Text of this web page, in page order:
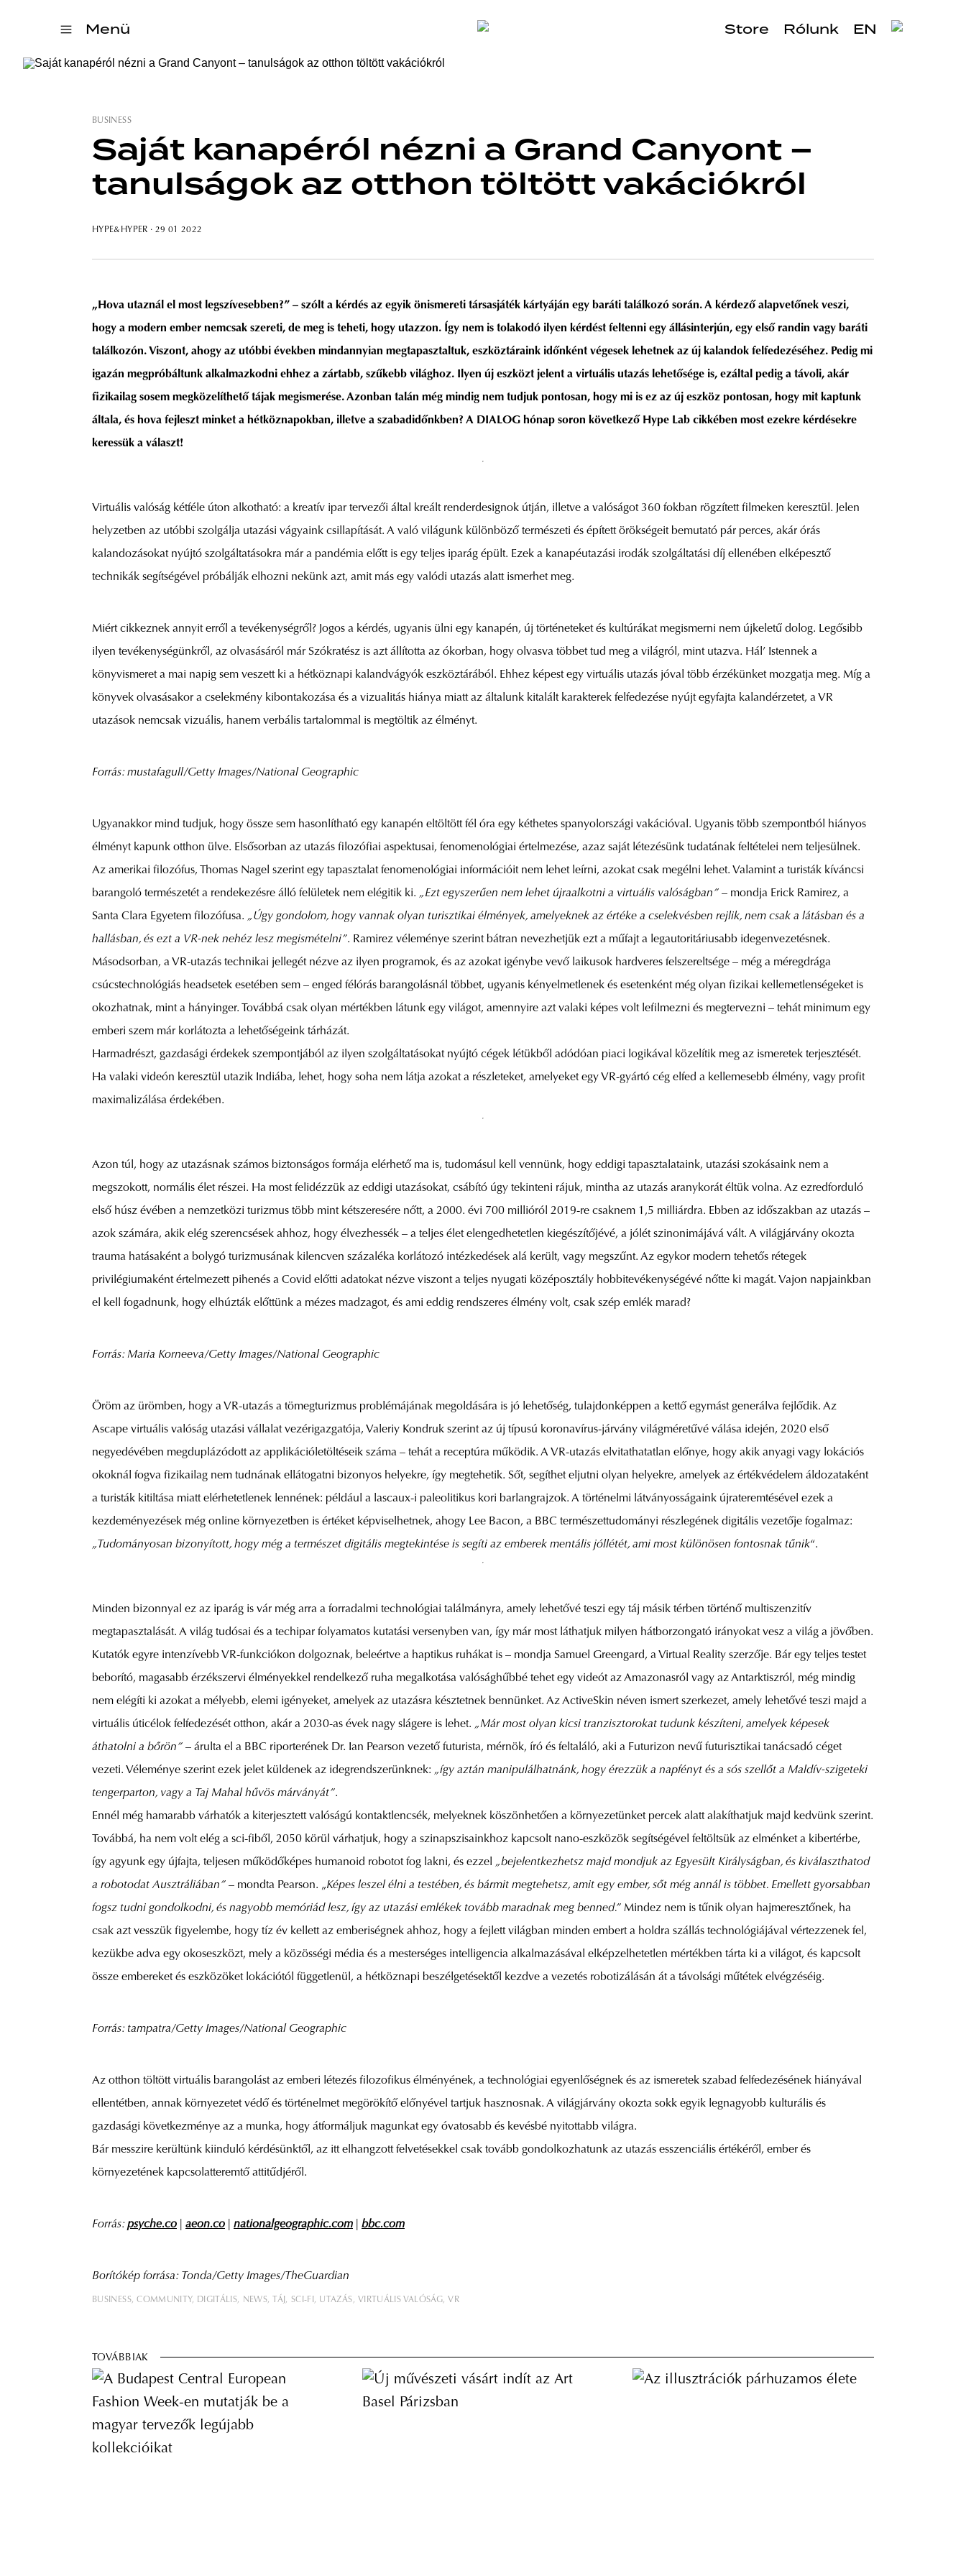
Menü Store Rólunk EN
BUSINESS
Saját kanapéról nézni a Grand Canyont –
tanulságok az otthon töltött vakációkról
HYPE&HYPER · 29 01 2022
„Hova utaznál el most legszívesebben?” – szólt a kérdés az egyik önismereti társasjáték kártyáján egy baráti találkozó során. A kérdező alapvetőnek veszi,
hogy a modern ember nemcsak szereti, de meg is teheti, hogy utazzon. Így nem is tolakodó ilyen kérdést feltenni egy állásinterjún, egy első randin vagy baráti
találkozón. Viszont, ahogy az utóbbi években mindannyian megtapasztaltuk, eszköztáraink időnként végesek lehetnek az új kalandok felfedezéséhez. Pedig mi
igazán megpróbáltunk alkalmazkodni ehhez a zártabb, szűkebb világhoz. Ilyen új eszközt jelent a virtuális utazás lehetősége is, ezáltal pedig a távoli, akár
fizikailag sosem megközelíthető tájak megismerése. Azonban talán még mindig nem tudjuk pontosan, hogy mi is ez az új eszköz pontosan, hogy mit kaptunk
általa, és hova fejleszt minket a hétköznapokban, illetve a szabadidőnkben? A DIALOG hónap soron következő Hype Lab cikkében most ezekre kérdésekre
keressük a választ!
Virtuális valóság kétféle úton alkotható: a kreatív ipar tervezői által kreált renderdesignok útján, illetve a valóságot 360 fokban rögzített filmeken keresztül. Jelen
helyzetben az utóbbi szolgálja utazási vágyaink csillapítását. A való világunk különböző természeti és épített örökségeit bemutató pár perces, akár órás
kalandozásokat nyújtó szolgáltatásokra már a pandémia előtt is egy teljes iparág épült. Ezek a kanapéutazási irodák szolgáltatási díj ellenében elképesztő
technikák segítségével próbálják elhozni nekünk azt, amit más egy valódi utazás alatt ismerhet meg.
Miért cikkeznek annyit erről a tevékenységről? Jogos a kérdés, ugyanis ülni egy kanapén, új történeteket és kultúrákat megismerni nem újkeletű dolog. Legősibb
ilyen tevékenységünkről, az olvasásáról már Szókratész is azt állította az ókorban, hogy olvasva többet tud meg a világról, mint utazva. Hál’ Istennek a
könyvismeret a mai napig sem veszett ki a hétköznapi kalandvágyók eszköztárából. Ehhez képest egy virtuális utazás jóval több érzékünket mozgatja meg. Míg a
könyvek olvasásakor a cselekmény kibontakozása és a vizualitás hiánya miatt az általunk kitalált karakterek felfedezése nyújt egyfajta kalandérzetet, a VR
utazások nemcsak vizuális, hanem verbális tartalommal is megtöltik az élményt.
Forrás: mustafagull/Getty Images/National Geographic
Ugyanakkor mind tudjuk, hogy össze sem hasonlítható egy kanapén eltöltött fél óra egy kéthetes spanyolországi vakációval. Ugyanis több szempontból hiányos
élményt kapunk otthon ülve. Elsősorban az utazás filozófiai aspektusai, fenomenológiai értelmezése, azaz saját létezésünk tudatának feltételei nem teljesülnek.
Az amerikai filozófus, Thomas Nagel szerint egy tapasztalat fenomenológiai információit nem lehet leírni, azokat csak megélni lehet. Valamint a turisták kíváncsi
barangoló természetét a rendekezésre álló felületek nem elégitik ki. „Ezt egyszerűen nem lehet újraalkotni a virtuális valóságban” – mondja Erick Ramirez, a
Santa Clara Egyetem filozófusa. „Úgy gondolom, hogy vannak olyan turisztikai élmények, amelyeknek az értéke a cselekvésben rejlik, nem csak a látásban és a
hallásban, és ezt a VR-nek nehéz lesz megismételni”. Ramirez véleménye szerint bátran nevezhetjük ezt a műfajt a legautoritáriusabb idegenvezetésnek.
Másodsorban, a VR-utazás technikai jellegét nézve az ilyen programok, és az azokat igénybe vevő laikusok hardveres felszereltsége – még a méregdrága
csúcstechnológiás headsetek esetében sem – enged félórás barangolásnál többet, ugyanis kényelmetlenek és esetenként még olyan fizikai kellemetlenségeket is
okozhatnak, mint a hányinger. Továbbá csak olyan mértékben látunk egy világot, amennyire azt valaki képes volt lefilmezni és megtervezni – tehát minimum egy
emberi szem már korlátozta a lehetőségeink tárházát.
Harmadrészt, gazdasági érdekek szempontjából az ilyen szolgáltatásokat nyújtó cégek létükből adódóan piaci logikával közelítik meg az ismeretek terjesztését.
Ha valaki videón keresztül utazik Indiába, lehet, hogy soha nem látja azokat a részleteket, amelyeket egy VR-gyártó cég elfed a kellemesebb élmény, vagy profit
maximalizálása érdekében.
Azon túl, hogy az utazásnak számos biztonságos formája elérhető ma is, tudomásul kell vennünk, hogy eddigi tapasztalataink, utazási szokásaink nem a
megszokott, normális élet részei. Ha most felidézzük az eddigi utazásokat, csábító úgy tekinteni rájuk, mintha az utazás aranykorát éltük volna. Az ezredforduló
első húsz évében a nemzetközi turizmus több mint kétszeresére nőtt, a 2000. évi 700 millióról 2019-re csaknem 1,5 milliárdra. Ebben az időszakban az utazás –
azok számára, akik elég szerencsések ahhoz, hogy élvezhessék – a teljes élet elengedhetetlen kiegészítőjévé, a jólét szinonimájává vált. A világjárvány okozta
trauma hatásaként a bolygó turizmusának kilencven százaléka korlátozó intézkedések alá került, vagy megszűnt. Az egykor modern tehetős rétegek
privilégiumaként értelmezett pihenés a Covid előtti adatokat nézve viszont a teljes nyugati középosztály hobbitevékenységévé nőtte ki magát. Vajon napjainkban
el kell fogadnunk, hogy elhúzták előttünk a mézes madzagot, és ami eddig rendszeres élmény volt, csak szép emlék marad?
Forrás:Maria Korneeva/Getty Images/National Geographic
Öröm az ürömben, hogy a VR-utazás a tömegturizmus problémájának megoldására is jó lehetőség, tulajdonképpen a kettő egymást generálva fejlődik. Az
Ascape virtuális valóság utazási vállalat vezérigazgatója, Valeriy Kondruk szerint az új típusú koronavírus-járvány világméretűvé válása idején, 2020 első
negyedévében megduplázódott az applikációletöltéseik száma – tehát a receptúra működik. A VR-utazás elvitathatatlan előnye, hogy akik anyagi vagy lokációs
okoknál fogva fizikailag nem tudnának ellátogatni bizonyos helyekre, így megtehetik. Sőt, segíthet eljutni olyan helyekre, amelyek az értékvédelem áldozataként
a turisták kitiltása miatt elérhetetlenek lennének: például a lascaux-i paleolitikus kori barlangrajzok. A történelmi látványosságaink újrateremtésével ezek a
kezdeményezések még online környezetben is értéket képviselhetnek, ahogy Lee Bacon, a BBC természettudományi részlegének digitális vezetője fogalmaz:
„Tudományosan bizonyított, hogy még a természet digitális megtekintése is segíti az emberek mentális jóllétét, ami most különösen fontosnak tűnik“.
Minden bizonnyal ez az iparág is vár még arra a forradalmi technológiai találmányra, amely lehetővé teszi egy táj másik térben történő multiszenzitív
megtapasztalását. A világ tudósai és a techipar folyamatos kutatási versenyben van, így már most láthatjuk milyen hátborzongató irányokat vesz a világ a jövőben.
Kutatók egyre intenzívebb VR-funkciókon dolgoznak, beleértve a haptikus ruhákat is – mondja Samuel Greengard, a Virtual Reality szerzője. Bár egy teljes testet
beborító, magasabb érzékszervi élményekkel rendelkező ruha megalkotása valósághűbbé tehet egy videót az Amazonasról vagy az Antarktiszról, még mindig
nem elégíti ki azokat a mélyebb, elemi igényeket, amelyek az utazásra késztetnek bennünket. Az ActiveSkin néven ismert szerkezet, amely lehetővé teszi majd a
virtuális úticélok felfedezését otthon, akár a 2030-as évek nagy slágere is lehet. „Már most olyan kicsi tranzisztorokat tudunk készíteni, amelyek képesek
áthatolni a bőrön” – árulta el a BBC riporterének Dr. Ian Pearson vezető futurista, mérnök, író és feltaláló, aki a Futurizon nevű futurisztikai tanácsadó céget
vezeti. Véleménye szerint ezek jelet küldenek az idegrendszerünknek: „így aztán manipulálhatnánk, hogy érezzük a napfényt és a sós szellőt a Maldív-szigeteki
tengerparton, vagy a Taj Mahal hűvös márványát”.
Ennél még hamarabb várhatók a kiterjesztett valóságú kontaktlencsék, melyeknek köszönhetően a környezetünket percek alatt alakíthatjuk majd kedvünk szerint.
Továbbá, ha nem volt elég a sci-fiből, 2050 körül várhatjuk, hogy a szinapszisainkhoz kapcsolt nano-eszközök segítségével feltöltsük az elménket a kibertérbe,
így agyunk egy újfajta, teljesen működőképes humanoid robotot fog lakni, és ezzel „bejelentkezhetsz majd mondjuk az Egyesült Királyságban, és kiválaszthatod
a robotodat Ausztráliában” – mondta Pearson. „Képes leszel élni a testében, és bármit megtehetsz, amit egy ember, sőt még annál is többet. Emellett gyorsabban
fogsz tudni gondolkodni, és nagyobb memóriád lesz, így az utazási emlékek tovább maradnak meg benned.” Mindez nem is tűnik olyan hajmeresztőnek, ha
csak azt vesszük figyelembe, hogy tíz év kellett az emberiségnek ahhoz, hogy a fejlett világban minden embert a holdra szállás technológiájával vértezzenek fel,
kezükbe adva egy okoseszközt, mely a közösségi média és a mesterséges intelligencia alkalmazásával elképzelhetetlen mértékben tárta ki a világot, és kapcsolt
össze embereket és eszközöket lokációtól függetlenül, a hétköznapi beszélgetésektől kezdve a vezetés robotizálásán át a távolsági műtétek elvégzéséig.
Forrás: tampatra/Getty Images/National Geographic
Az otthon töltött virtuális barangolást az emberi létezés filozofikus élményének, a technológiai egyenlőségnek és az ismeretek szabad felfedezésének hiányával
ellentétben, annak környezetet védő és történelmet megörökítő előnyével tartjuk hasznosnak. A világjárvány okozta sokk egyik legnagyobb kulturális és
gazdasági következménye az a munka, hogy átformáljuk magunkat egy óvatosabb és kevésbé nyitottabb világra.
Bár messzire kerültünk kiinduló kérdésünktől, az itt elhangzott felvetésekkel csak tovább gondolkozhatunk az utazás esszenciális értékéről, ember és
környezetének kapcsolatteremtő attitűdjéről.
Forrás:psyche.co aeon.co nationalgeographic.com bbc.com
Borítókép forrása: Tonda/Getty Images/TheGuardian
BUSINESS COMMUNITY DIGITÁLIS NEWS TÁJ SCI-FI UTAZÁS VIRTUÁLIS VALÓSÁG VR
TOVÁBBIAK